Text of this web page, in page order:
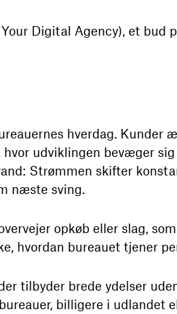
Digital Agency), et bud
hverdag. Kunder
udviklingen bevæger sig
Strømmen skifter
næste sving.
opkøb eller slag,
hvordan bureauet tjener
tilbyder brede ydelser
billigere i udlandet